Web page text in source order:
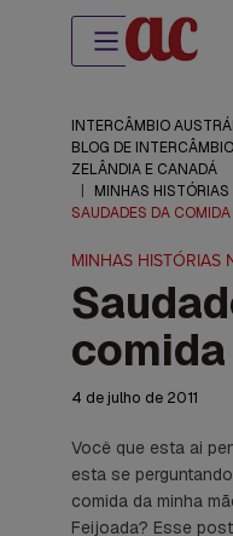
INTERCÂMBIO
BLOG DE
ZELÂNDIA E CANADÁ
MINHAS
SAUDADES DA
MINHAS HISTÓRIAS
4 de julho de 2011
Você que esta ai
esta se
comida da minha
Feijoada? Esse